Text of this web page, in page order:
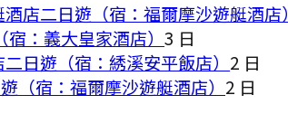
店二日遊（宿：福爾摩沙遊艇酒店）
：義大皇家酒店） 3 日
日遊（宿：綉溪安平飯店） 2 日
（宿：福爾摩沙遊艇酒店） 2 日